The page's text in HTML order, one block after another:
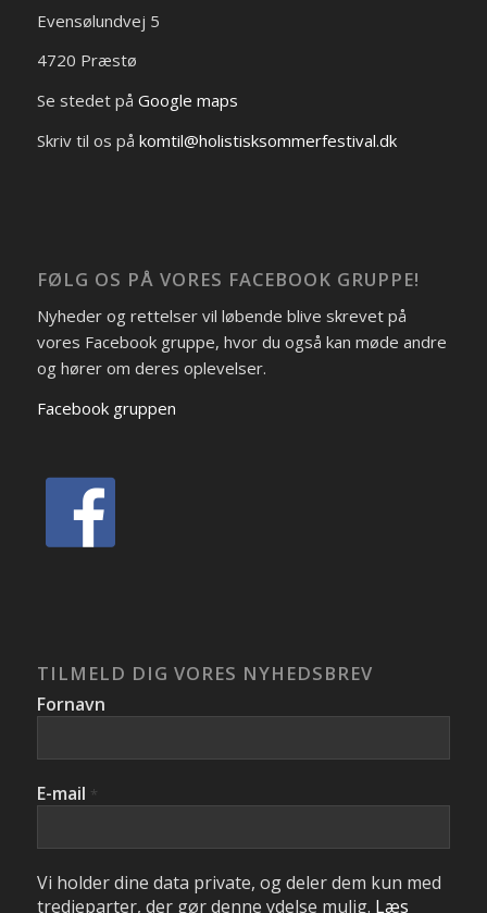
Evensølundvej 5
4720 Præstø
Se stedet på Google maps
Skriv til os på komtil@holistisksommerfestival.dk
FØLG OS PÅ VORES FACEBOOK GRUPPE!
Nyheder og rettelser vil løbende blive skrevet på
vores Facebook gruppe, hvor du også kan møde andre
og hører om deres oplevelser.
Facebook gruppen
TILMELD DIG VORES NYHEDSBREV
Fornavn
E-mail *
Vi holder dine data private, og deler dem kun med
tredjeparter, der gør denne ydelse mulig. Læs